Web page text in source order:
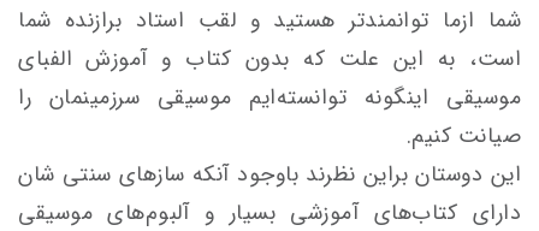
شما ازما توانمند‌تر هستید و لقب استاد برازنده شما
است، به این علت که بدون کتاب و آموزش الفبای
موسیقی اینگونه توانسته‌ایم موسیقی سرزمینمان را
صیانت کنیم.
این دوستان براین نظرند با‌وجود آنکه سازهای سنتی شان
دارای کتاب‌های آموزشی بسیار و آلبوم‌های موسیقی